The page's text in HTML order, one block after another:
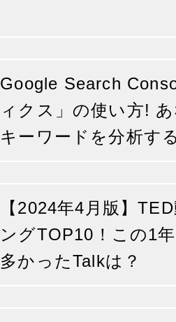
Google Search
ィクス」の使い方!
キーワードを分析す
【2024年4月版】
ングTOP10！この1
多かったTalkは？